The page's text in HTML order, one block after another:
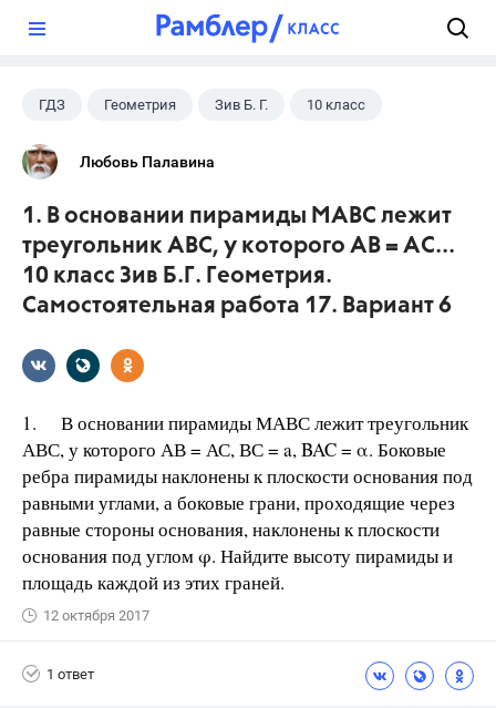
ГДЗ Геометрия Зив Б. Г. 10 класс
Любовь Палавина
1. В основании пирамиды МАВС лежит
треугольник АВС, у которого АВ = АС...
10 класс Зив Б.Г. Геометрия.
Самостоятельная работа 17. Вариант 6
1. В основании пирамиды МАВС лежит треугольник
АВС, у которого АВ = АС, ВС = a, BAC = α. Боковые
ребра пирамиды наклонены к плоскости основания под
равными углами, а боковые грани, проходящие через
равные стороны основания, наклонены к плоскости
основания под углом φ. Найдите высоту пирамиды и
площадь каждой из этих граней.
12 октября 2017
1 ответ